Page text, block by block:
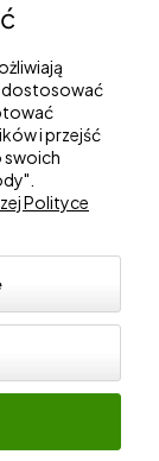
dostosować
i przejść
swoich
Polityce